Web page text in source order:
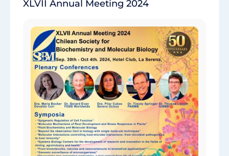
XLVII Annual Meeting 2024